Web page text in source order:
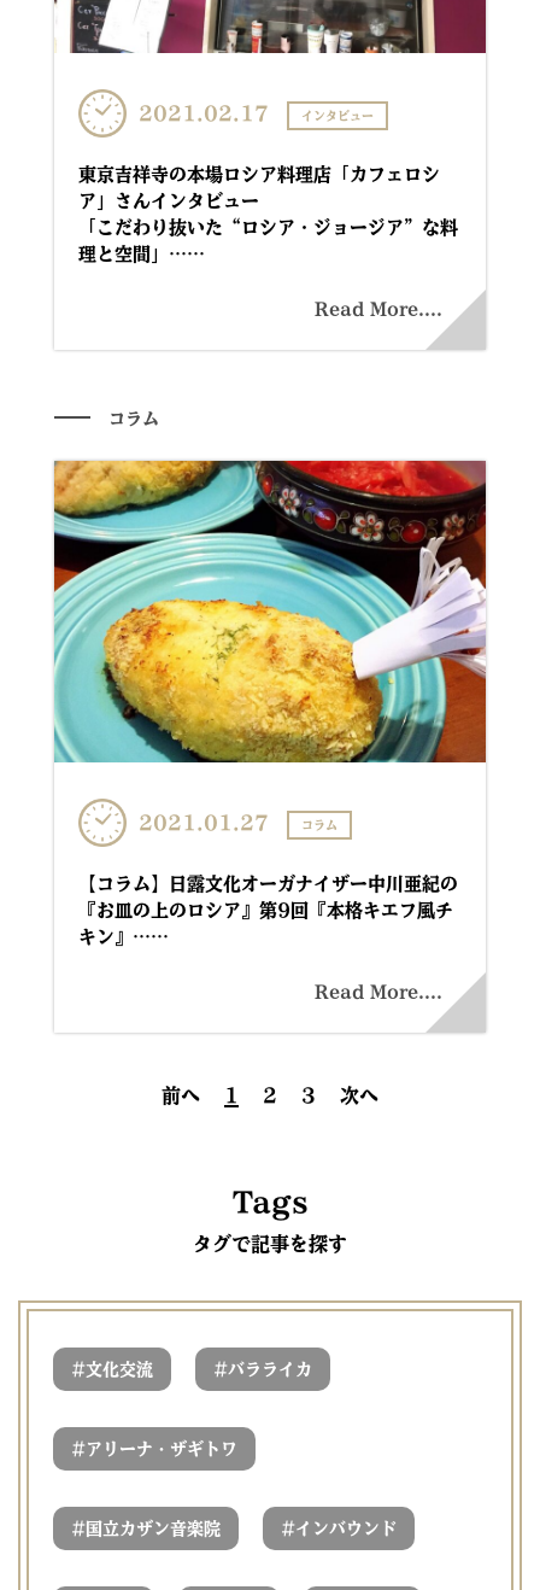
2021.02.17 インタビュー
東京吉祥寺の本場ロシア料理店「カフェロシ
ア」さんインタビュー
「こだわり抜いた“ロシア・ジョージア”な料
理と空間」……
Read More....
コラム
2021.01.27 コラム
【コラム】日露文化オーガナイザー中川亜紀の
『お皿の上のロシア』第9回『本格キエフ風チ
キン』……
Read More....
前へ 1 2 3 次へ
Tags
タグで記事を探す
#文化交流 #バラライカ
# アリーナ・ザギトワ
# 国立カザン音楽院 #インバウンド